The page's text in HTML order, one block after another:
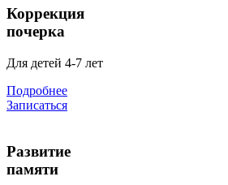
Коррекция
почерка
Для детей 4-7 лет
Подробнее
Записаться
Развитие
памяти